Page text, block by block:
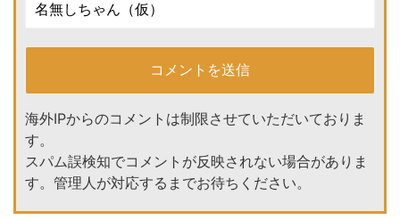
海外IPからのコメントは制限させていただいておりま
す。
スパム誤検知でコメントが反映されない場合がありま
す。管理人が対応するまでお待ちください。